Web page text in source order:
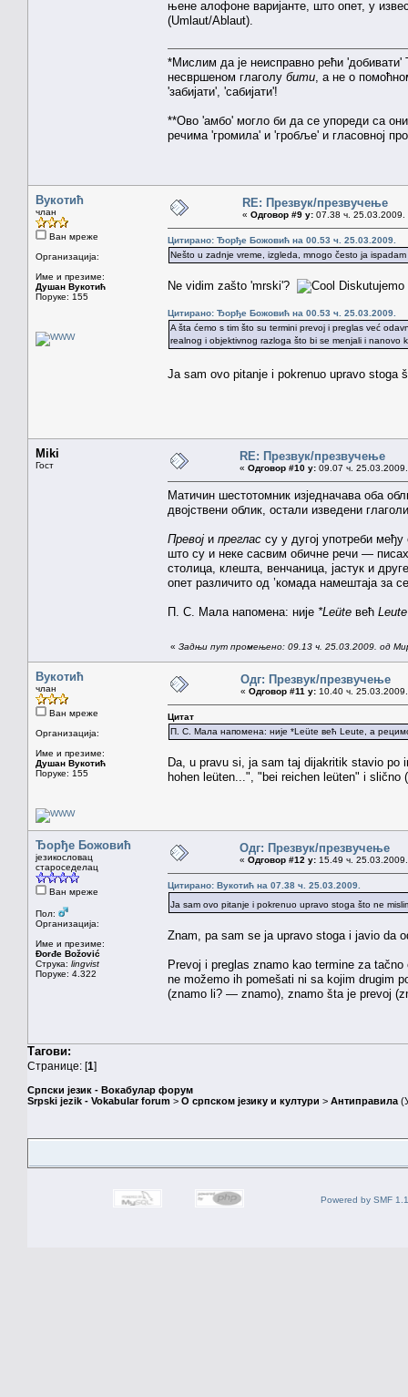
њене алофоне варијанте, што опет, у
(Umlaut/Ablaut).
*Мислим да је неисправно рећи 'добивати'
несвршеном глаголу бити , а не о
'забијати', 'сабијати'!
**Ово 'амбо' могло би да се упореди са
речима 'громила' и 'гробље' и гласовној
Вукотић
члан
Ван мреже
Организација:
Име и презиме:
Душан Вукотић
Поруке: 155
RE: Презвук/презвучење
« Одговор #9 у: 07.38 ч. 25.03.2009.
Цитирано: Ђорђе Божовић на 00.53 ч. 25.03.2009.
Nešto u zadnje vreme, izgleda, mnogo često ja
Ne vidim zašto 'mrski'?
Цитирано: Ђорђе Божовић на 00.53 ч. 25.03.2009.
A šta ćemo s tim što su termini prevoj i preglas već
realnog i objektivnog razloga što bi se menjali i nanovo
Ja sam ovo pitanje i pokrenuo upravo
Miki
Гост
RE: Презвук/презвучење
« Одговор #10 у: 09.07 ч.
Матичин шестотомник изједначава оба
двојствени облик, остали изведени
Превој и преглас су у дугој употреби
што су и неке сасвим обичне речи —
столица, клешта, венчаница, јастук и
опет различито од ’комада намештаја за
П. С. Мала напомена: није *Leüte већ Leute
« Задњи пут промењено: 09.13 ч. 25.03.2009. од
Вукотић
члан
Ван мреже
Организација:
Име и презиме:
Душан Вукотић
Поруке: 155
Одг: Презвук/презвучење
« Одговор #11 у: 10.40 ч.
Цитат
П. С. Мала напомена: није *Leüte већ Leute, a рецимо
Da, u pravu si, ja sam taj dijakritik stavio po
hohen leüten...", "bei reichen leüten" i slično
Ђорђе Божовић
језикословац
староседелац
Ван мреже
Пол:
Организација:
Име и презиме:
Đorđe Božović
Струка: lingvist
Поруке: 4.322
Одг: Презвук/презвучење
« Одговор #12 у: 15.49 ч.
Цитирано: Вукотић на 07.38 ч. 25.03.2009.
Ja sam ovo pitanje i pokrenuo upravo stoga što ne
Znam, pa sam se ja upravo stoga i javio da
Prevoj i preglas znamo kao termine za
ne možemo ih pomešati ni sa kojim drugim
(znamo li? — znamo), znamo šta je prevoj
Тагови:
Странице: [1]
Српски језик - Вокабулар форум
Srpski jezik - Vokabular forum > О српском језику и култури > Антиправила
Powered by SMF